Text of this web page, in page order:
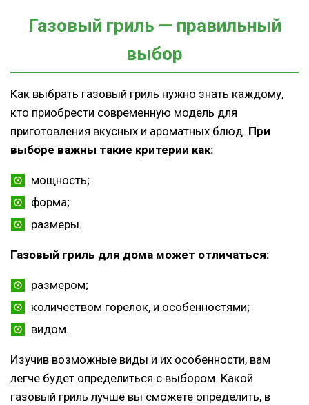
Газовый гриль — правильный
выбор
Как выбрать газовый гриль нужно знать каждому,
кто приобрести современную модель для
приготовления вкусных и ароматных блюд. При
выборе важны такие критерии как:
мощность;
форма;
размеры.
Газовый гриль для дома может отличаться:
размером;
количеством горелок, и особенностями;
видом.
Изучив возможные виды и их особенности, вам
легче будет определиться с выбором. Какой
газовый гриль лучше вы сможете определить, в